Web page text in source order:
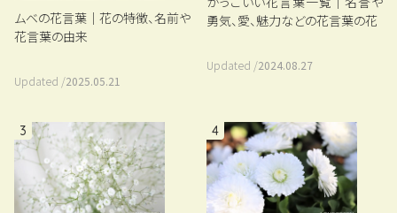
ムベの花言葉｜花の特徴、名前や
花言葉の由来
Updated /2025.05.21
勇気、愛、魅力などの花言葉の花
Updated /2024.08.27
3 4